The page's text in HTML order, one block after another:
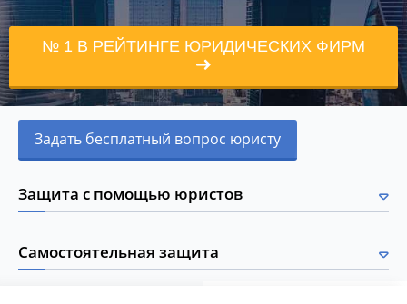
№ 1 В РЕЙТИНГЕ ЮРИДИЧЕСКИХ ФИРМ
Задать бесплатный вопрос юристу
Защита с помощью юристов
Самостоятельная защита